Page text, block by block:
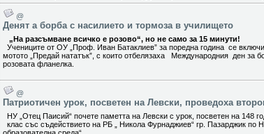
@
Денят а борба с насилието и тормоза в училището
„На разсъмване всичко е розово“, но не само за 15 минути!
Учениците от ОУ „Проф. Иван Батаклиев” за поредна година се
мотото „Предай нататък”, с които отбелязаха Международния ден за
розовата фланелка.
@
Патриотичен урок, посветен на Левски, проведоха
НУ „Отец Паисий“ почете паметта на Левски с урок, посветен на 148
клас със съдействието на РБ „ Никола Фурнаджиев“ гр. Пазарджик по